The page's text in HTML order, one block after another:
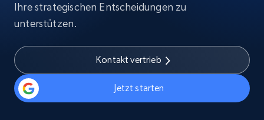
Ihre strategischen Entscheidungen zu
unterstützen.
Kontakt vertrieb
Jetzt starten